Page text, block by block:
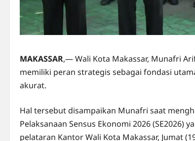
MAKASSAR,— Wali Kota Makassar, Munafri
memiliki peran strategis sebagai fondasi
akurat.
Hal tersebut disampaikan Munafri saat
Pelaksanaan Sensus Ekonomi 2026 (SE2026)
pelataran Kantor Wali Kota Makassar, Jumat